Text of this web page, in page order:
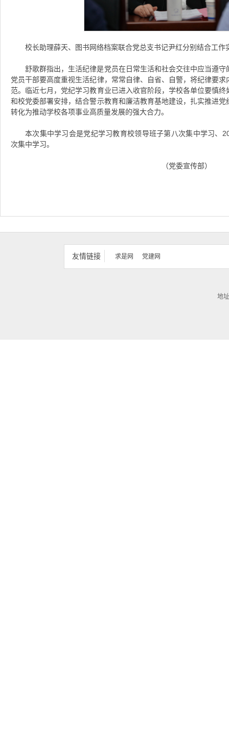
校长助理薛天、图书网络档案联合党总支书记尹红分别结合工作
舒歌群指出，生活纪律是党员在日常生活和社会交往中应当遵
党员干部要高度重视生活纪律，常常自律、自省、自警，将纪律要
范。临近七月，党纪学习教育业已进入收官阶段，学校各单位要慎
和校党委部署安排，结合警示教育和廉洁教育基地建设，扎实推进
转化为推动学校各项事业高质量发展的强大合力。
本次集中学习会是党纪学习教育校领导班子第八次集中学习、
次集中学习。
（党委宣传部）
友情链接 求是网 党建网
地